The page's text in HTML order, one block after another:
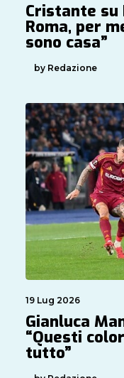
Cristante su
Roma, per
sono casa”
by Redazione
19 Lug 2026
Gianluca
“Questi
tutto”